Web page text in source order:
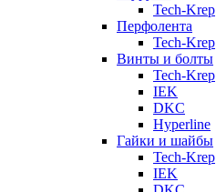
Tech-Krep
Перфолента
Tech-Krep
Винты и болты
Tech-Krep
IEK
DKC
Hyperline
Гайки и шайбы
Tech-Krep
IEK